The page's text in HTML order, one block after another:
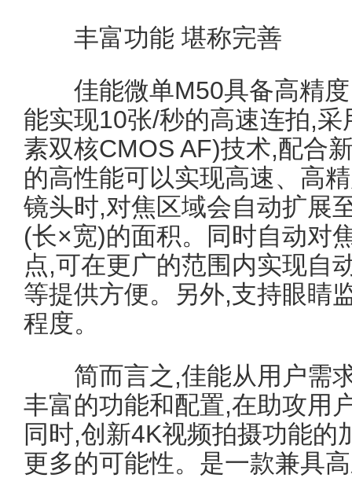
丰富功能 堪称完善
佳能微单M50具备高精度
能实现10张/秒的高速连拍,
素双核CMOS AF)技术,配合
的高性能可以实现高速、高
镜头时,对焦区域会自动扩展
(长×宽)的面积。同时自动对
点,可在更广的范围内实现自
等提供方便。另外,支持眼睛
程度。
简而言之,佳能从用户需
丰富的功能和配置,在助攻用
同时,创新4K视频拍摄功能的
更多的可能性。是一款兼具